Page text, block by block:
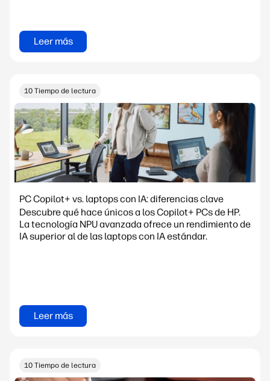
Leer más
10 Tiempo de lectura
PC Copilot+ vs. laptops con IA: diferencias clave
Descubre qué hace únicos a los Copilot+ PCs de HP.
La tecnología NPU avanzada ofrece un rendimiento de
IA superior al de las laptops con IA estándar.
Leer más
10 Tiempo de lectura